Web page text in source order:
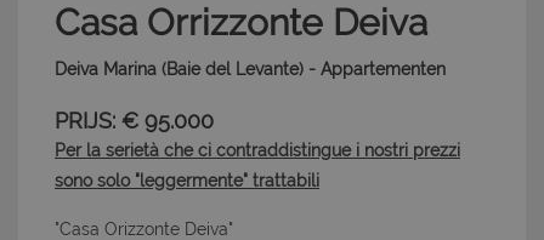
Casa Orrizzonte Deiva
Deiva Marina (Baie del Levante) - Appartementen
PRIJS: € 95.000
Per la serietà che ci contraddistingue i nostri prezzi
sono solo "leggermente" trattabili
"Casa Orizzonte Deiva"